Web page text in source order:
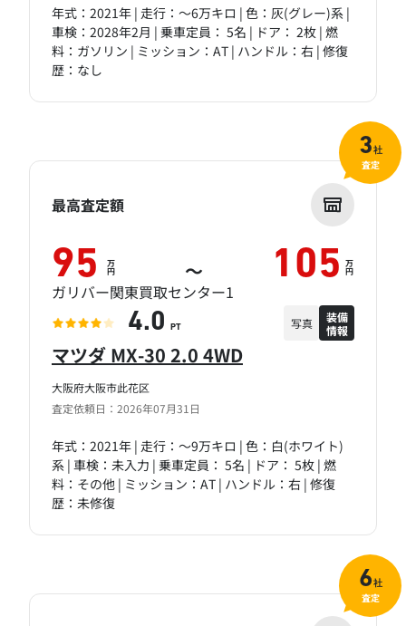
年式：2021年 | 走行：～6万キロ | 色：灰(グレー)系 |
車検：2028年2月 | 乗車定員： 5名 | ドア： 2枚 | 燃
料：ガソリン | ミッション：AT | ハンドル：右 | 修復
歴：なし
大阪府大阪市此花区
査定依頼日：2026年07月31日
マツダ MX-30 2.0 4WD
年式：2021年 | 走行：～9万キロ | 色：白(ホワイト)
系 | 車検：未入力 | 乗車定員： 5名 | ドア： 5枚 | 燃
料：その他 | ミッション：AT | ハンドル：右 | 修復
歴：未修復
最高査定額
95 万
円 ～ 105 万
円
ガリバー関東買取センター1
4.0 PT 写真
装備
情報
3社
査定
6社
査定